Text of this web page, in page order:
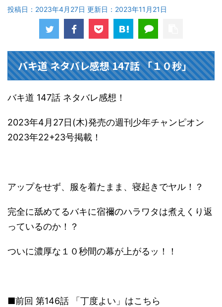
投稿日：2023年4月27日 更新日： 2023年11月21日
バキ道 ネタバレ感想 147話 「１０秒」
バキ道 147話 ネタバレ感想！
2023年4月27日(木)発売の週刊少年チャンピオン
2023年22+23号掲載！
アップをせず、服を着たまま、寝起きでヤル！？
完全に舐めてるバキに宿禰のハラワタは煮えくり返
っているのか！？
ついに濃厚な１０秒間の幕が上がるッ！！
■前回 第146話 「丁度よい」はこちら